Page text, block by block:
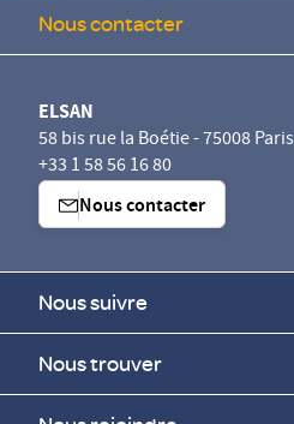
Nous contacter
ELSAN
58 bis rue la Boétie - 75008 Paris
+33 1 58 56 16 80
Nous contacter
Nous suivre
Nous trouver